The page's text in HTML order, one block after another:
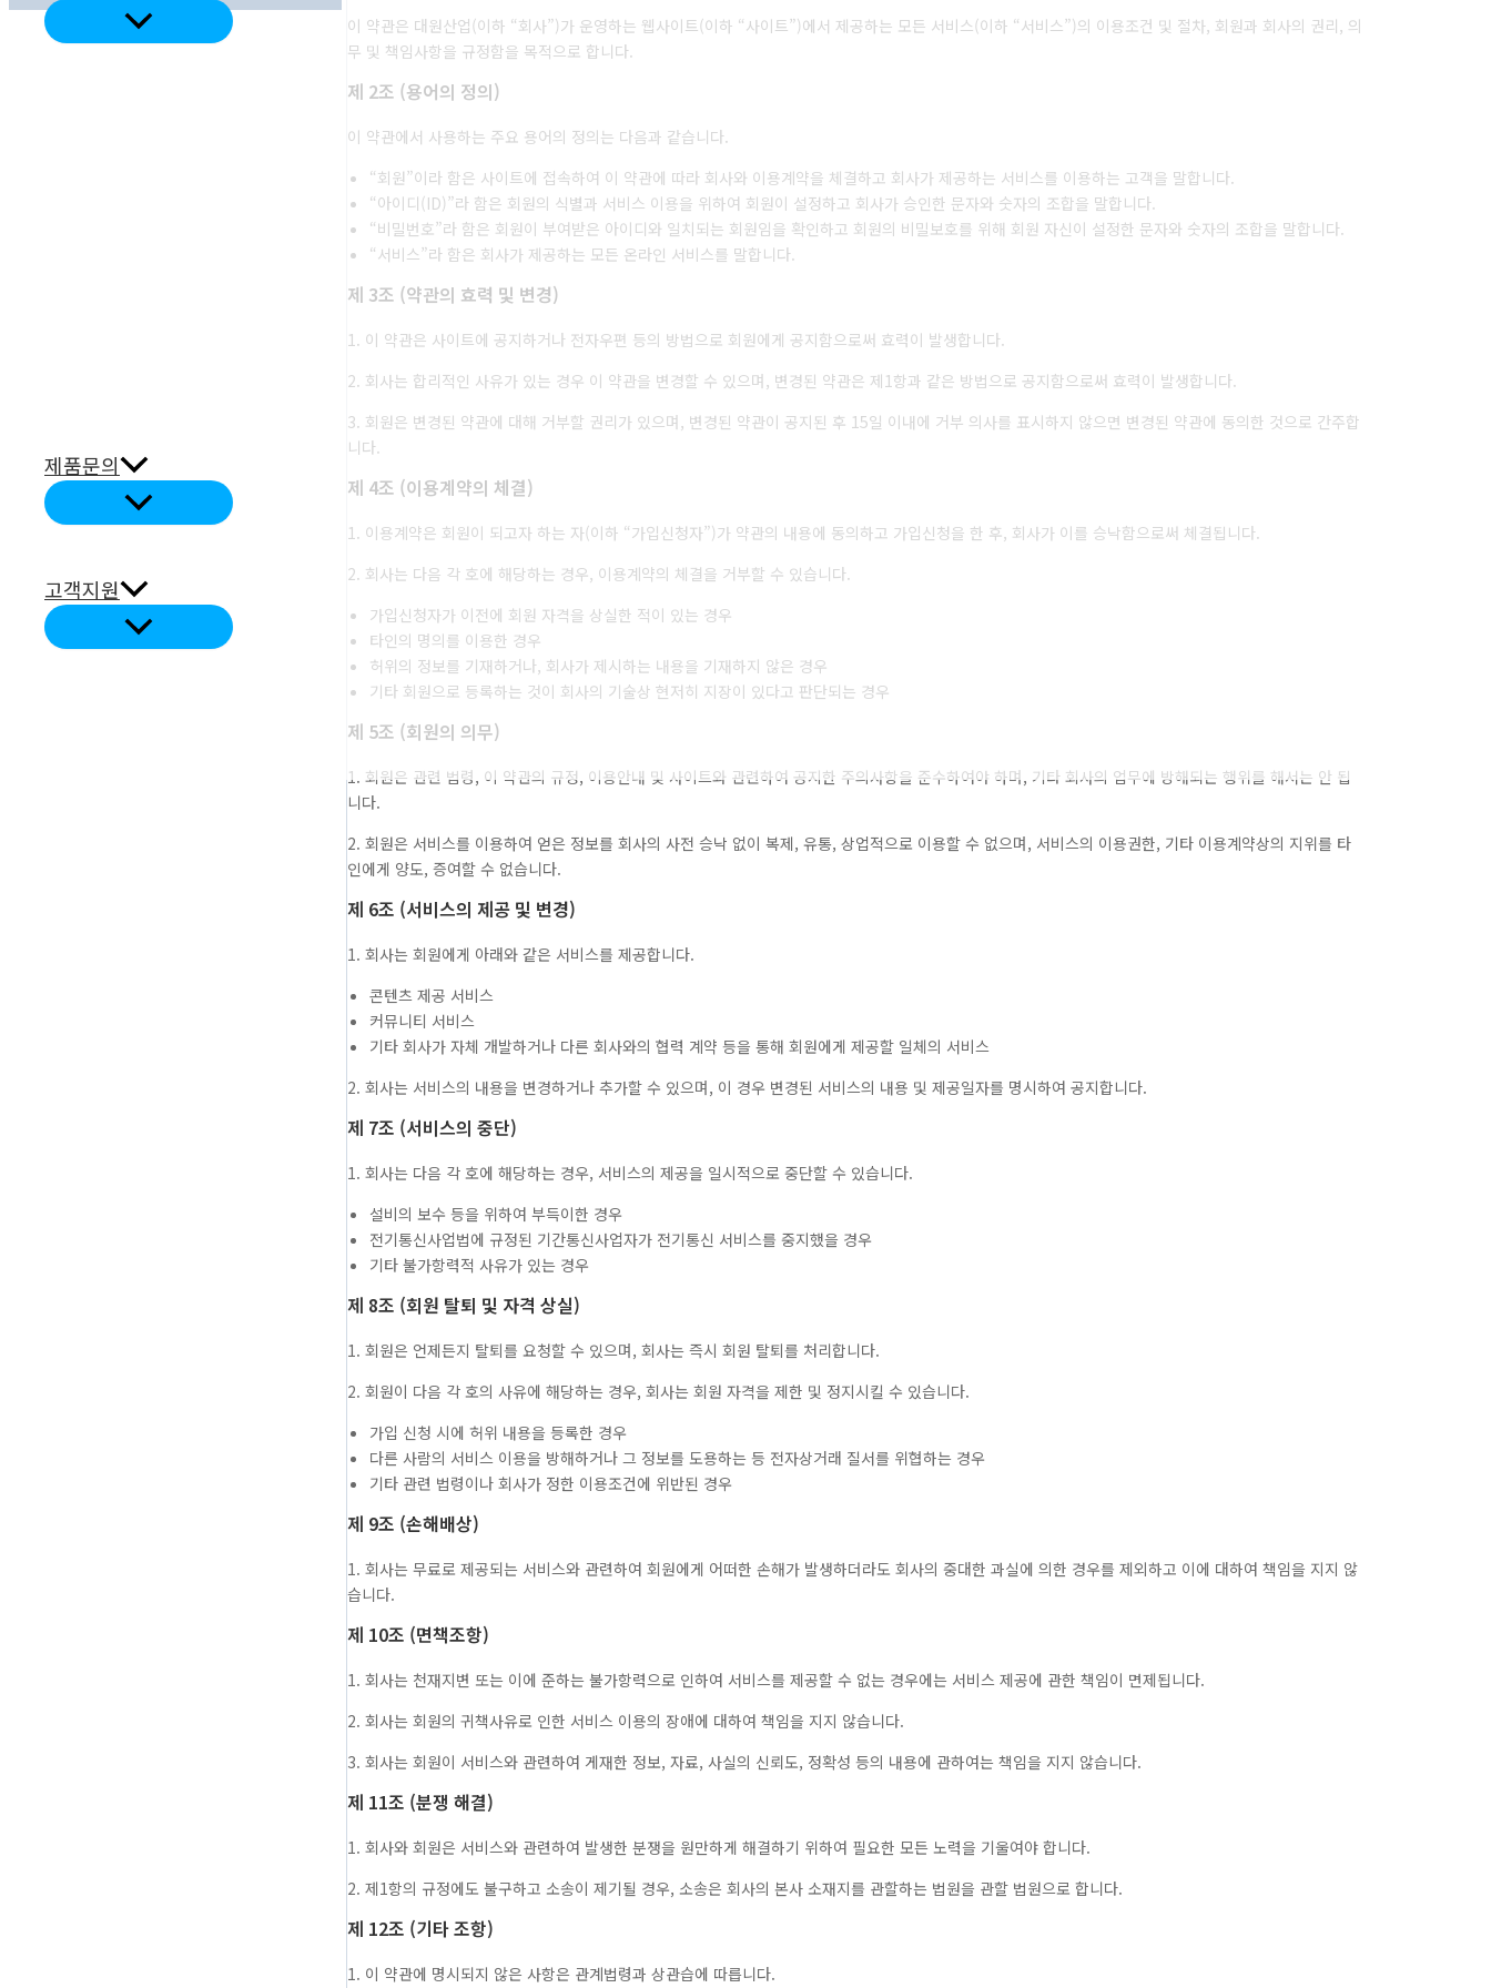
메
뉴
제품문의
메
뉴
고객지원
메
뉴
이 약관은 대원산업(이하 “회사”)가 운영하는 웹사이트(이하 “사이트”)에서 제공하는 모든 서비스(이하 “서비스”)의 이용조건 및 절차, 회원과 회사의 권리, 의
무 및 책임사항을 규정함을 목적으로 합니다.
제 2조 (용어의 정의)
이 약관에서 사용하는 주요 용어의 정의는 다음과 같습니다.
“회원”이라 함은 사이트에 접속하여 이 약관에 따라 회사와 이용계약을 체결하고 회사가 제공하는 서비스를 이용하는 고객을 말합니다.
“아이디(ID)”라 함은 회원의 식별과 서비스 이용을 위하여 회원이 설정하고 회사가 승인한 문자와 숫자의 조합을 말합니다.
“비밀번호”라 함은 회원이 부여받은 아이디와 일치되는 회원임을 확인하고 회원의 비밀보호를 위해 회원 자신이 설정한 문자와 숫자의 조합을 말합니다.
“서비스”라 함은 회사가 제공하는 모든 온라인 서비스를 말합니다.
제 3조 (약관의 효력 및 변경)
1. 이 약관은 사이트에 공지하거나 전자우편 등의 방법으로 회원에게 공지함으로써 효력이 발생합니다.
2. 회사는 합리적인 사유가 있는 경우 이 약관을 변경할 수 있으며, 변경된 약관은 제1항과 같은 방법으로 공지함으로써 효력이 발생합니다.
3. 회원은 변경된 약관에 대해 거부할 권리가 있으며, 변경된 약관이 공지된 후 15일 이내에 거부 의사를 표시하지 않으면 변경된 약관에 동의한 것으로 간주합
니다.
제 4조 (이용계약의 체결)
1. 이용계약은 회원이 되고자 하는 자(이하 “가입신청자”)가 약관의 내용에 동의하고 가입신청을 한 후, 회사가 이를 승낙함으로써 체결됩니다.
2. 회사는 다음 각 호에 해당하는 경우, 이용계약의 체결을 거부할 수 있습니다.
가입신청자가 이전에 회원 자격을 상실한 적이 있는 경우
타인의 명의를 이용한 경우
허위의 정보를 기재하거나, 회사가 제시하는 내용을 기재하지 않은 경우
기타 회원으로 등록하는 것이 회사의 기술상 현저히 지장이 있다고 판단되는 경우
제 5조 (회원의 의무)
1. 회원은 관련 법령, 이 약관의 규정, 이용안내 및 사이트와 관련하여 공지한 주의사항을 준수하여야 하며, 기타 회사의 업무에 방해되는 행위를 해서는 안 됩
니다.
2. 회원은 서비스를 이용하여 얻은 정보를 회사의 사전 승낙 없이 복제, 유통, 상업적으로 이용할 수 없으며, 서비스의 이용권한, 기타 이용계약상의 지위를 타
인에게 양도, 증여할 수 없습니다.
제 6조 (서비스의 제공 및 변경)
1. 회사는 회원에게 아래와 같은 서비스를 제공합니다.
콘텐츠 제공 서비스
커뮤니티 서비스
기타 회사가 자체 개발하거나 다른 회사와의 협력 계약 등을 통해 회원에게 제공할 일체의 서비스
2. 회사는 서비스의 내용을 변경하거나 추가할 수 있으며, 이 경우 변경된 서비스의 내용 및 제공일자를 명시하여 공지합니다.
제 7조 (서비스의 중단)
1. 회사는 다음 각 호에 해당하는 경우, 서비스의 제공을 일시적으로 중단할 수 있습니다.
설비의 보수 등을 위하여 부득이한 경우
전기통신사업법에 규정된 기간통신사업자가 전기통신 서비스를 중지했을 경우
기타 불가항력적 사유가 있는 경우
제 8조 (회원 탈퇴 및 자격 상실)
1. 회원은 언제든지 탈퇴를 요청할 수 있으며, 회사는 즉시 회원 탈퇴를 처리합니다.
2. 회원이 다음 각 호의 사유에 해당하는 경우, 회사는 회원 자격을 제한 및 정지시킬 수 있습니다.
가입 신청 시에 허위 내용을 등록한 경우
다른 사람의 서비스 이용을 방해하거나 그 정보를 도용하는 등 전자상거래 질서를 위협하는 경우
기타 관련 법령이나 회사가 정한 이용조건에 위반된 경우
제 9조 (손해배상)
1. 회사는 무료로 제공되는 서비스와 관련하여 회원에게 어떠한 손해가 발생하더라도 회사의 중대한 과실에 의한 경우를 제외하고 이에 대하여 책임을 지지 않
습니다.
제 10조 (면책조항)
1. 회사는 천재지변 또는 이에 준하는 불가항력으로 인하여 서비스를 제공할 수 없는 경우에는 서비스 제공에 관한 책임이 면제됩니다.
2. 회사는 회원의 귀책사유로 인한 서비스 이용의 장애에 대하여 책임을 지지 않습니다.
3. 회사는 회원이 서비스와 관련하여 게재한 정보, 자료, 사실의 신뢰도, 정확성 등의 내용에 관하여는 책임을 지지 않습니다.
제 11조 (분쟁 해결)
1. 회사와 회원은 서비스와 관련하여 발생한 분쟁을 원만하게 해결하기 위하여 필요한 모든 노력을 기울여야 합니다.
2. 제1항의 규정에도 불구하고 소송이 제기될 경우, 소송은 회사의 본사 소재지를 관할하는 법원을 관할 법원으로 합니다.
제 12조 (기타 조항)
1. 이 약관에 명시되지 않은 사항은 관계법령과 상관습에 따릅니다.